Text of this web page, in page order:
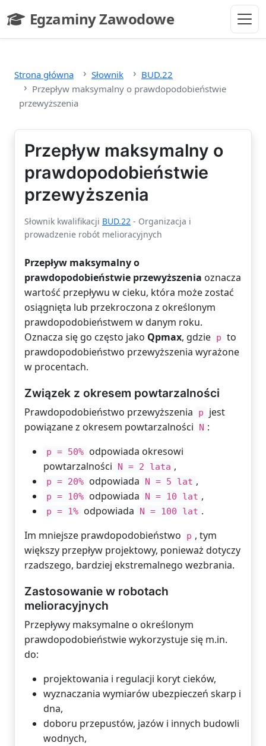
Egzaminy Zawodowe
- strona główna
Strona główna Słownik
BUD.22
Przepływ maksymalny o prawdopodobieństwie
przewyższenia
Przepływ maksymalny o
prawdopodobieństwie
przewyższenia
Słownik kwalifikacji BUD.22 - Organizacja i
prowadzenie robót melioracyjnych
Przepływ maksymalny o
prawdopodobieństwie przewyższenia oznacza
wartość przepływu w cieku, która może zostać
osiągnięta lub przekroczona z określonym
prawdopodobieństwem w danym roku.
Oznacza się go często jako Qpmax, gdzie p to
prawdopodobieństwo przewyższenia wyrażone
w procentach.
Związek z okresem powtarzalności
Prawdopodobieństwo przewyższenia p
jest
powiązane z okresem powtarzalności
N :
p = 50% odpowiada okresowi
powtarzalności
N = 2 lata ,
p = 20% odpowiada N = 5 lat ,
p = 10% odpowiada N = 10 lat ,
p = 1% odpowiada N = 100 lat .
Im mniejsze prawdopodobieństwo
p , tym
większy przepływ projektowy, ponieważ dotyczy
rzadszego, bardziej ekstremalnego wezbrania.
Zastosowanie w robotach
melioracyjnych
Przepływy maksymalne o określonym
prawdopodobieństwie wykorzystuje się m.in.
do:
projektowania i regulacji koryt cieków,
wyznaczania wymiarów ubezpieczeń skarp i
dna,
doboru przepustów, jazów i innych budowli
wodnych,